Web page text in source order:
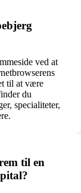
ved at
til at være
du
specialiteter,
til en